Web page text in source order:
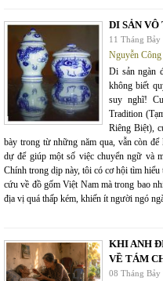
DI SẢN VÔ
11 Tháng Bảy
Nguyễn
Di sản ngàn
không biết
suy nghĩ!
Tradition
Riêng Biệt),
bày trong từ những năm qua, vẫn còn
dự để giúp một số việc chuyển ngữ và
Chính trong dịp này, tôi có cơ hội tìm hiểu
cứu về đồ gốm Việt Nam mà trong bao
địa vị quá thấp kém, khiến ít người ngó
KHI ANH
VỀ TÁM
08 Tháng Bảy